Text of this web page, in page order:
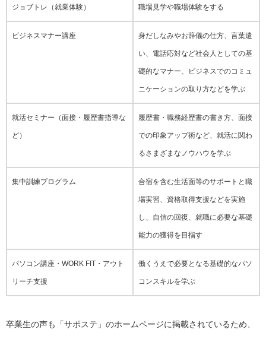
ジョブトレ（就業体験） 職場見学や職場体験をする
ビジネスマナー講座 身だしなみやお辞儀の仕方、言葉遣
い、電話応対など社会人としての基
礎的なマナー、ビジネスでのコミュ
ニケーションの取り方などを学ぶ
就活セミナー（面接・履歴書指導な
ど）
履歴書・職務経歴書の書き方、面接
での印象アップ術など、就活に関わ
るさまざまなノウハウを学ぶ
集中訓練プログラム 合宿を含む生活面等のサポートと職
場実習、資格取得支援などを実施
し、自信の回復、就職に必要な基礎
能力の獲得を目指す
パソコン講座・WORK FIT・アウト
リーチ支援
働くうえで必要となる基礎的なパソ
コンスキルを学ぶ
卒業生の声も「サポステ」のホームページに掲載されているため、